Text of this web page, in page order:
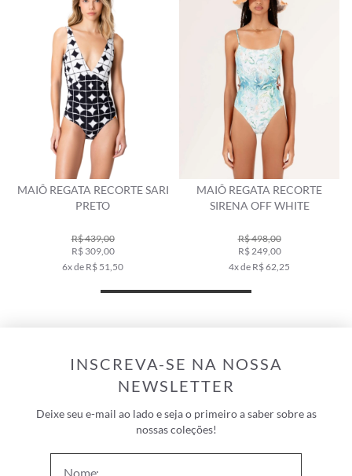
MAIÔ REGATA RECORTE SARI
PRETO
R$ 439,00
R$ 309,00
6x de R$ 51,50
MAIÔ REGATA RECORTE
SIRENA OFF WHITE
R$ 498,00
R$ 249,00
4x de R$ 62,25
INSCREVA-SE NA NOSSA
NEWSLETTER
Deixe seu e-mail ao lado e seja o primeiro a saber sobre as
nossas coleções!